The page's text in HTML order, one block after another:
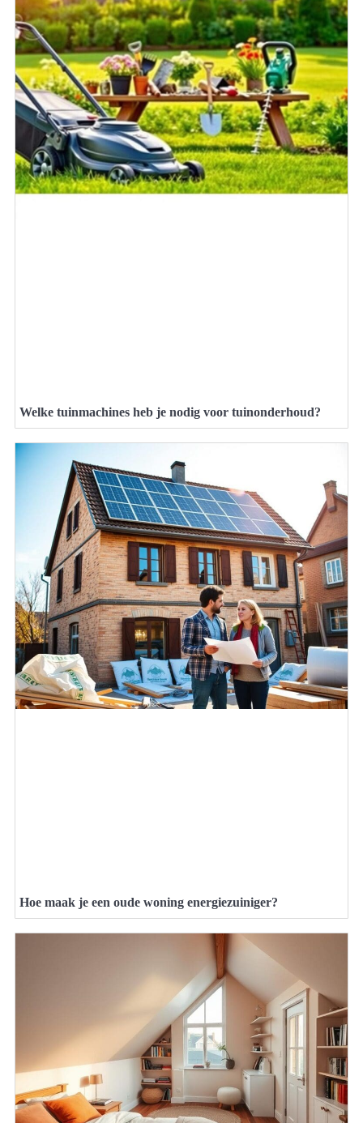
Welke tuinmachines heb je nodig voor tuinonderhoud?
Hoe maak je een oude woning energiezuiniger?